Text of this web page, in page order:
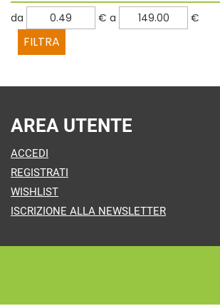
filtra
da
da € filtra
a €
AREA UTENTE
ACCEDI
REGISTRATI
WISHLIST
ISCRIZIONE ALLA NEWSLETTER